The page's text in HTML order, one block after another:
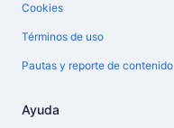
Cookies
Términos de uso
Pautas y reporte de contenido
Ayuda